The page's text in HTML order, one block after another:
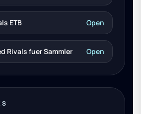
ETB Open
Rivals fuer Sammler Open